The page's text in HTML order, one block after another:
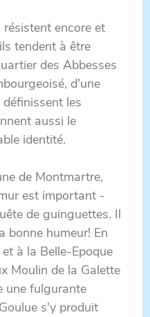
encore et
tendent à être
des Abbesses
d'une
les
aussi le
identité.
de Montmartre,
est important -
de guinguettes. Il
bonne humeur! En
à la Belle-Epoque
Moulin de la Galette
une fulgurante
s'y produit